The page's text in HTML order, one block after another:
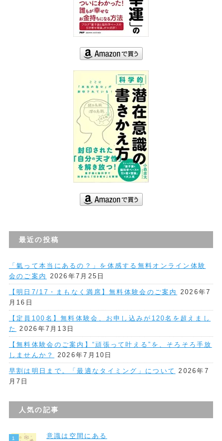
最近の投稿
「氣って本当にあるの？」を体感する無料オンライン体験
会のご案内
2026年7月25日
【明日7/17・まもなく満席】無料体験会のご案内
2026年7
月16日
【定員100名】無料体験会、お申し込みが120名を超えまし
た
2026年7月13日
【無料体験会のご案内】“頑張って叶える”を、そろそろ手放
しませんか？
2026年7月10日
早割は明日まで。「最適なタイミング」について
2026年7
月7日
人気の記事
意識は空間にある